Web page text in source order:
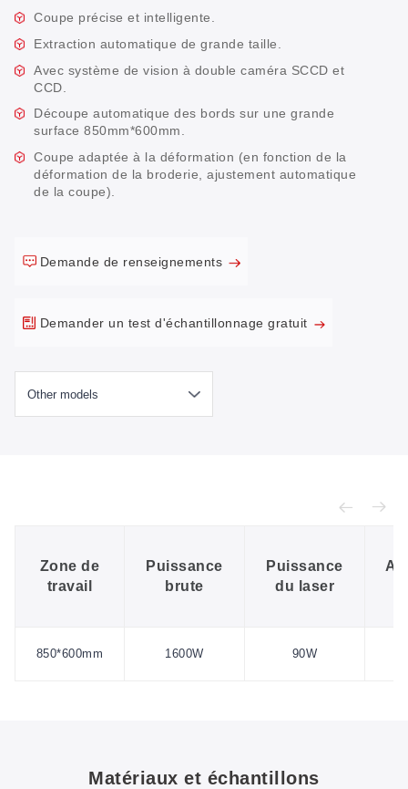
Coupe précise et intelligente.
Extraction automatique de grande taille.
Avec système de vision à double caméra SCCD et
CCD.
Découpe automatique des bords sur une grande
surface 850mm*600mm.
Coupe adaptée à la déformation (en fonction de la
déformation de la broderie, ajustement automatique
de la coupe).
Demande de renseignements
Demander un test d'échantillonnage gratuit
Zone de
travail
Puissance
brute
Puissance
du laser
850*600mm 1600W 90W
Matériaux et échantillons